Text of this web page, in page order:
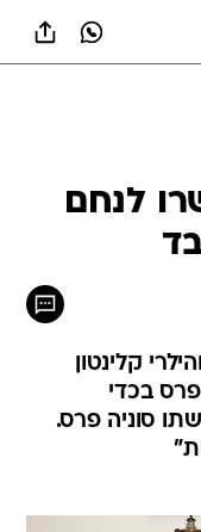
לנחם
קלינטון
בכדי
סוניה פרס.